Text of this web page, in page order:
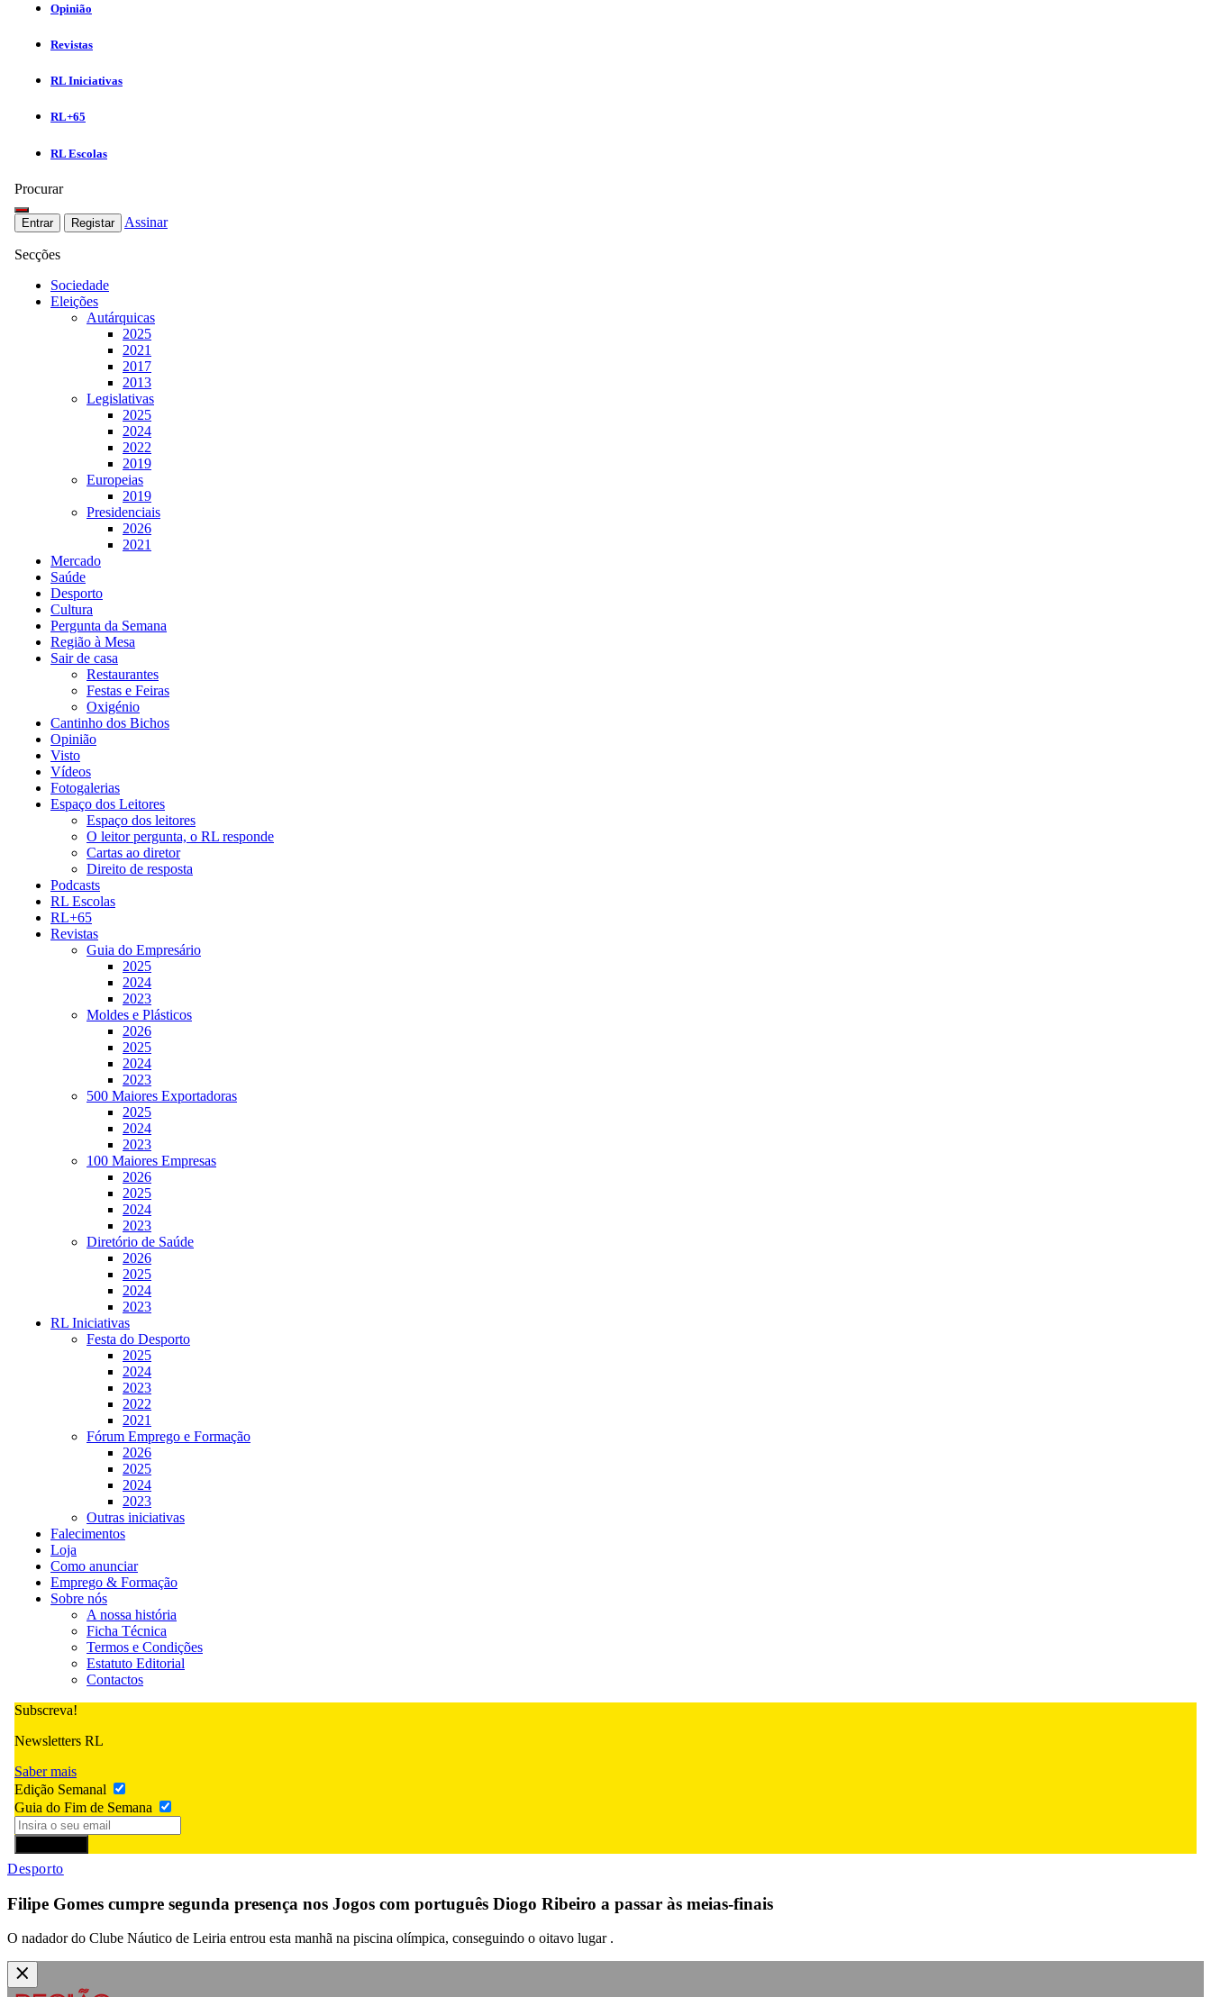
Opinião
Revistas
RL Iniciativas
RL+65
RL Escolas
Procurar
Entrar Registar Assinar
Secções
Sociedade
Eleições
Autárquicas
2025
2021
2017
2013
Legislativas
2025
2024
2022
2019
Europeias
2019
Presidenciais
2026
2021
Mercado
Saúde
Desporto
Cultura
Pergunta da Semana
Região à Mesa
Sair de casa
Restaurantes
Festas e Feiras
Oxigénio
Cantinho dos Bichos
Opinião
Visto
Vídeos
Fotogalerias
Espaço dos Leitores
Espaço dos leitores
O leitor pergunta, o RL responde
Cartas ao diretor
Direito de resposta
Podcasts
RL Escolas
RL+65
Revistas
Guia do Empresário
2025
2024
2023
Moldes e Plásticos
2026
2025
2024
2023
500 Maiores Exportadoras
2025
2024
2023
100 Maiores Empresas
2026
2025
2024
2023
Diretório de Saúde
2026
2025
2024
2023
RL Iniciativas
Festa do Desporto
2025
2024
2023
2022
2021
Fórum Emprego e Formação
2026
2025
2024
2023
Outras iniciativas
Falecimentos
Loja
Como anunciar
Emprego & Formação
Sobre nós
A nossa história
Ficha Técnica
Termos e Condições
Estatuto Editorial
Contactos
Subscreva!
Newsletters RL
Saber mais
Edição Semanal
Guia do Fim de Semana
Desporto
Filipe Gomes cumpre segunda presença nos Jogos com português Diogo Ribeiro a passar às meias-finais
O nadador do Clube Náutico de Leiria entrou esta manhã na piscina olímpica, conseguindo o oitavo lugar .